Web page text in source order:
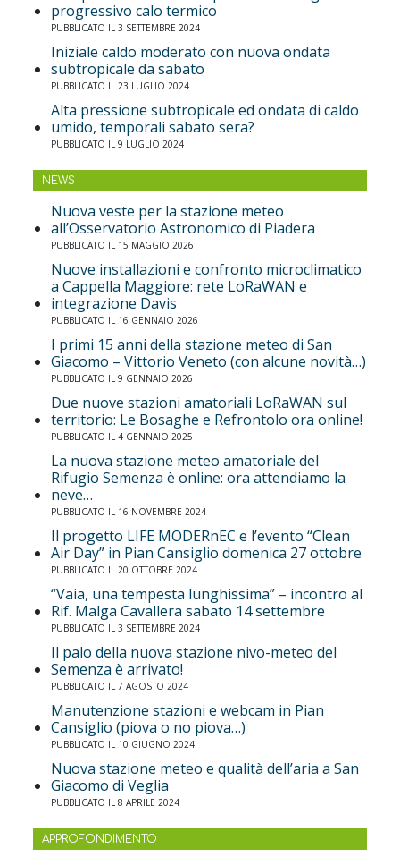
progressivo calo termico
PUBBLICATO IL 3 SETTEMBRE 2024
Iniziale caldo moderato con nuova ondata
subtropicale da sabato
PUBBLICATO IL 23 LUGLIO 2024
Alta pressione subtropicale ed ondata di caldo
umido, temporali sabato sera?
PUBBLICATO IL 9 LUGLIO 2024
NEWS
Nuova veste per la stazione meteo
all’Osservatorio Astronomico di Piadera
PUBBLICATO IL 15 MAGGIO 2026
Nuove installazioni e confronto microclimatico
a Cappella Maggiore: rete LoRaWAN e
integrazione Davis
PUBBLICATO IL 16 GENNAIO 2026
I primi 15 anni della stazione meteo di San
Giacomo – Vittorio Veneto (con alcune novità…)
PUBBLICATO IL 9 GENNAIO 2026
Due nuove stazioni amatoriali LoRaWAN sul
territorio: Le Bosaghe e Refrontolo ora online!
PUBBLICATO IL 4 GENNAIO 2025
La nuova stazione meteo amatoriale del
Rifugio Semenza è online: ora attendiamo la
neve…
PUBBLICATO IL 16 NOVEMBRE 2024
Il progetto LIFE MODERnEC e l’evento “Clean
Air Day” in Pian Cansiglio domenica 27 ottobre
PUBBLICATO IL 20 OTTOBRE 2024
“Vaia, una tempesta lunghissima” – incontro al
Rif. Malga Cavallera sabato 14 settembre
PUBBLICATO IL 3 SETTEMBRE 2024
Il palo della nuova stazione nivo-meteo del
Semenza è arrivato!
PUBBLICATO IL 7 AGOSTO 2024
Manutenzione stazioni e webcam in Pian
Cansiglio (piova o no piova…)
PUBBLICATO IL 10 GIUGNO 2024
Nuova stazione meteo e qualità dell’aria a San
Giacomo di Veglia
PUBBLICATO IL 8 APRILE 2024
APPROFONDIMENTO